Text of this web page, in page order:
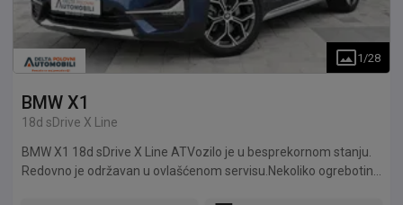
1 /28
BMW X1
18d sDrive X Line
BMW X1 18d sDrive X Line ATVozilo je u besprekornom stanju.
Redovno je održavan u ovlašćenom servisu.Nekoliko ogrebotina